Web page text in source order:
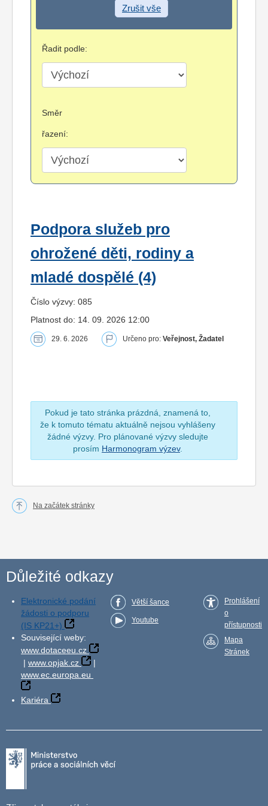
Zrušit vše
Řadit podle:
Směr
řazení:
Podpora služeb pro
ohrožené děti, rodiny a
mladé dospělé (4)
Číslo výzvy: 085
Platnost do: 14. 09. 2026 12:00
29. 6. 2026 Určeno pro: Veřejnost, Žadatel
Pokud je tato stránka prázdná, znamená to,
že k tomuto tématu aktuálně nejsou vyhlášeny
žádné výzvy. Pro plánované výzvy sledujte
prosím Harmonogram výzev.
Na začátek stránky
Důležité odkazy
Elektronické podání
žádosti o podporu
(IS KP21+)
Související weby:
www.dotaceeu.cz
| www.opjak.cz
|
www.ec.europa.eu
Kariéra
Větší šance
Youtube
Prohlášení
o
přístupnosti
Mapa
Stránek